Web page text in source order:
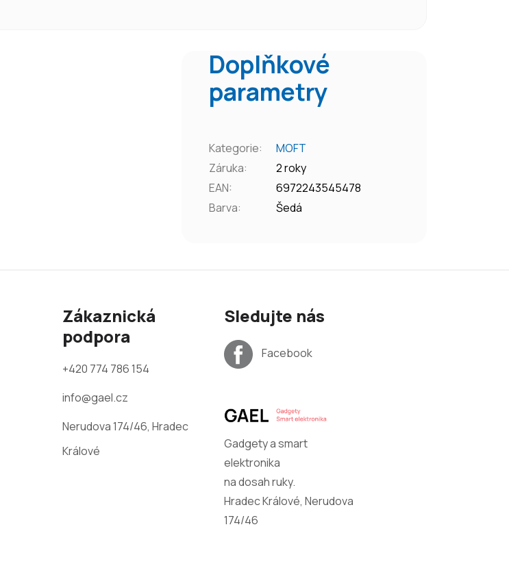
Doplňkové
parametry
Kategorie:
MOFT
Záruka:
2 roky
EAN:
6972243545478
Barva: Šedá
Zákaznická
podpora
+420 774 786 154
info@gael.cz
Nerudova 174/46, Hradec
Králové
Sledujte nás
Facebook
Gadgety a smart
elektronika
na dosah ruky.
Hradec Králové, Nerudova
174/46